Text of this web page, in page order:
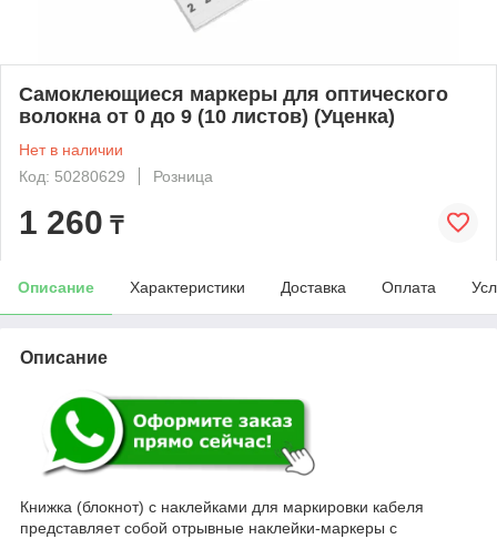
Самоклеющиеся маркеры для оптического
волокна от 0 до 9 (10 листов) (Уценка)
Нет в наличии
Код: 50280629
Розница
1 260 ₸
Описание Характеристики Доставка Оплата
Описание
Книжка (блокнот) с наклейками для маркировки кабеля
представляет собой отрывные наклейки-маркеры с